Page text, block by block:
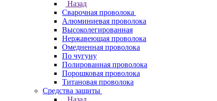
Назад
Сварочная проволока
Алюминиевая проволока
Высоколегированная
Нержавеющая проволока
Омедненная проволока
По чугуну
Полированная проволока
Порошковая проволока
Титановая проволока
Средства защиты
Назад